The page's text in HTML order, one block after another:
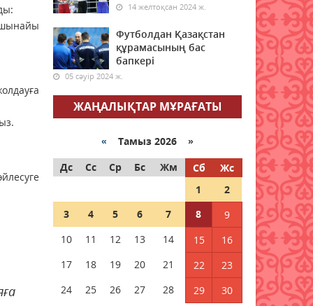
міндеттері айқындалды
08 тамыз 2026 ж.
Жан-жақтылық жаңашыл
дәрігердің жолы
08 тамыз 2026 ж. 58
08 тамыз 2026 ж. 58
Құқықтық сауаттылық –
08 тамыз 2026 ж. 52
Тағылымға толы сыр-сұхбат
08 тамыз 2026 ж. 56
Мерейі үстем мәдени мекен
14 желтоқсан 2024 ж.
Футболдан Қазақстан
құрамасының бас
бапкері
05 сәуір 2024 ж.
ЖАҢАЛЫҚТАР МҰРАҒАТЫ
« Тамыз 2026 »
Дс
Сс Ср Бс Жм Сб
Жс
1
2
3
4 5 6 7 8
9
10
11 12 13 14 15
16
17
18 19 20 21 22
23
24
25 26 27 28 29
30